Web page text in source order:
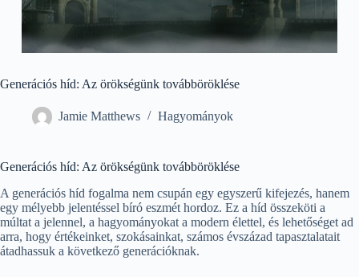
Generációs híd: Az örökségünk továbböröklése
Jamie Matthews Hagyományok
Generációs híd: Az örökségünk továbböröklése
A generációs híd fogalma nem csupán egy egyszerű kifejezés, hanem
egy mélyebb jelentéssel bíró eszmét hordoz. Ez a híd összeköti a
múltat a jelennel, a hagyományokat a modern élettel, és lehetőséget ad
arra, hogy értékeinket, szokásainkat, számos évszázad tapasztalatait
átadhassuk a következő generációknak.